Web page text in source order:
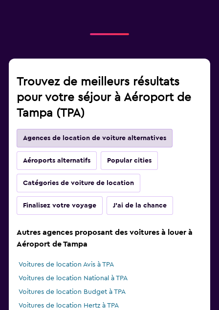
Trouvez de meilleurs résultats
pour votre séjour à Aéroport de
Tampa (TPA)
Agences de location de voiture alternatives
Aéroports alternatifs Popular cities
Catégories de voiture de location
Finalisez votre voyage J'ai de la chance
Autres agences proposant des voitures à louer à
Aéroport de Tampa
Voitures de location Avis à TPA
Voitures de location National à TPA
Voitures de location Budget à TPA
Voitures de location Hertz à TPA